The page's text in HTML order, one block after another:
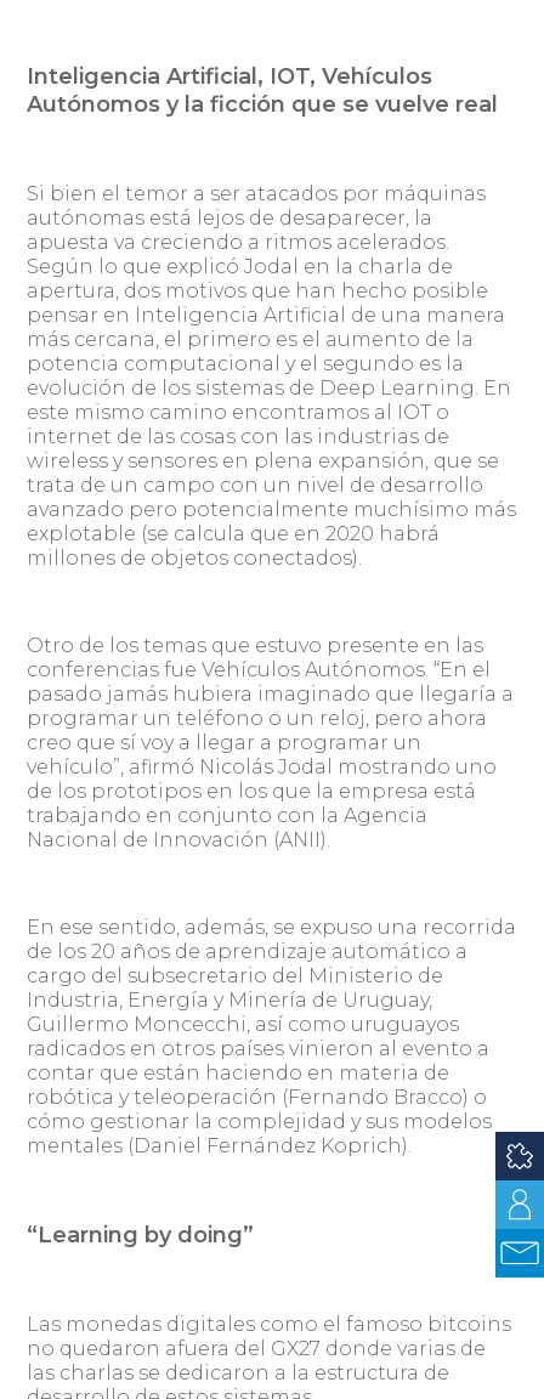
Inteligencia Artificial, IOT, Vehículos
Autónomos y la ficción que se vuelve real
Si bien el temor a ser atacados por máquinas
autónomas está lejos de desaparecer, la
apuesta va creciendo a ritmos acelerados.
Según lo que explicó Jodal en la charla de
apertura, dos motivos que han hecho posible
pensar en Inteligencia Artificial de una manera
más cercana, el primero es el aumento de la
potencia computacional y el segundo es la
evolución de los sistemas de Deep Learning. En
este mismo camino encontramos al IOT o
internet de las cosas con las industrias de
wireless y sensores en plena expansión, que se
trata de un campo con un nivel de desarrollo
avanzado pero potencialmente muchísimo más
explotable (se calcula que en 2020 habrá
millones de objetos conectados).
Otro de los temas que estuvo presente en las
conferencias fue Vehículos Autónomos. “En el
pasado jamás hubiera imaginado que llegaría a
programar un teléfono o un reloj, pero ahora
creo que sí voy a llegar a programar un
vehículo”, afirmó Nicolás Jodal mostrando uno
de los prototipos en los que la empresa está
trabajando en conjunto con la Agencia
Nacional de Innovación (ANII).
En ese sentido, además, se expuso una recorrida
de los 20 años de aprendizaje automático a
cargo del subsecretario del Ministerio de
Industria, Energía y Minería de Uruguay,
Guillermo Moncecchi, así como uruguayos
radicados en otros países vinieron al evento a
contar que están haciendo en materia de
robótica y teleoperación (Fernando Bracco) o
cómo gestionar la complejidad y sus modelos
mentales (Daniel Fernández Koprich).
“Learning by doing”
Las monedas digitales como el famoso bitcoins
no quedaron afuera del GX27 donde varias de
las charlas se dedicaron a la estructura de